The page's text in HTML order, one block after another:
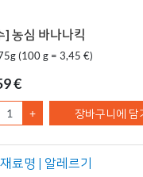
] 농심 바나나킥
(100 g = 3,45 €)
€
+ 장바구니에 담
료명 | 알레르기